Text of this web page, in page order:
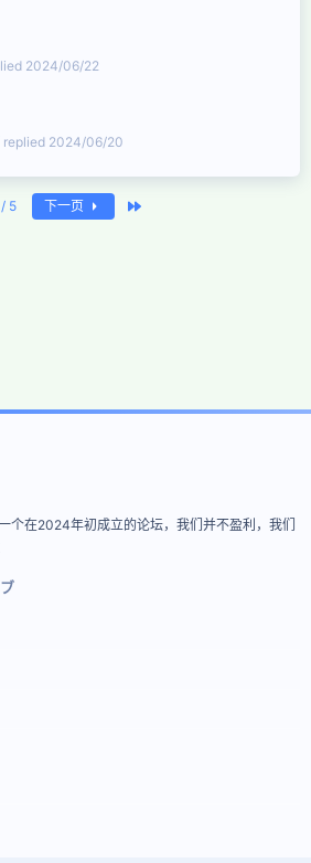
2024/06/22
2024/06/20
5 下一页 最近
个在2024年初成立的论坛，我们并不盈利，我们